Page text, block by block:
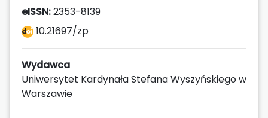
eISSN:2353-8139
10.21697/zp
Wydawca
Uniwersytet Kardynała Stefana Wyszyńskiego w
Warszawie